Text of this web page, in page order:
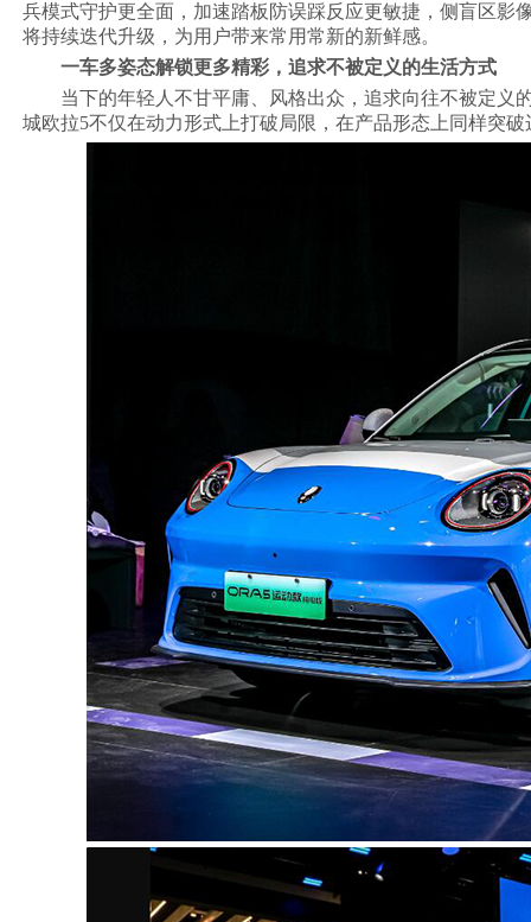
兵模式守护更全面，加速踏板防误踩反应更敏捷，侧盲区影
将持续迭代升级，为用户带来常用常新的新鲜感。
一车多姿态解锁更多精彩，追求不被定义的生活方式
当下的年轻人不甘平庸、风格出众，追求向往不被定义
城欧拉5不仅在动力形式上打破局限，在产品形态上同样突